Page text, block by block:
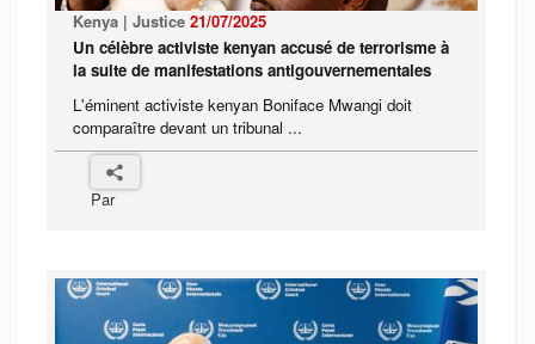
Kenya | Justice 21/07/2025
Un célèbre activiste kenyan accusé de terrorisme à
la suite de manifestations antigouvernementales
L'éminent activiste kenyan Boniface Mwangi doit
comparaître devant un tribunal ...
Par